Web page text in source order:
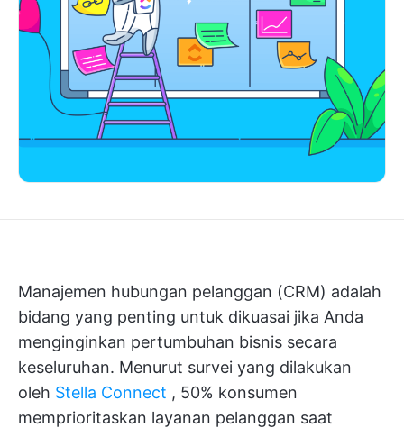
Manajemen hubungan pelanggan (CRM) adalah
bidang yang penting untuk dikuasai jika Anda
menginginkan pertumbuhan bisnis secara
keseluruhan. Menurut survei yang dilakukan
oleh Stella Connect , 50% konsumen
memprioritaskan layanan pelanggan saat